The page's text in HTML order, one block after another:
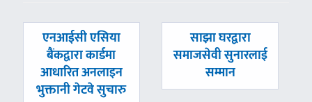
पछिल्लाे
एनआईसी एसिया
बैंकद्वारा कार्डमा
आधारित अनलाइन
भुक्तानी गेटवे सुचारु
अघिल्लाे
-
साझा घरद्वारा
समाजसेवी सुनारलाई
सम्मान